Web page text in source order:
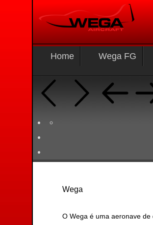
Home Wega FG
Wega
O Wega é uma aeronave